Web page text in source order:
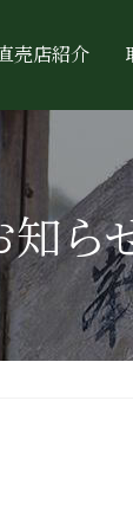
売店紹介
知ら